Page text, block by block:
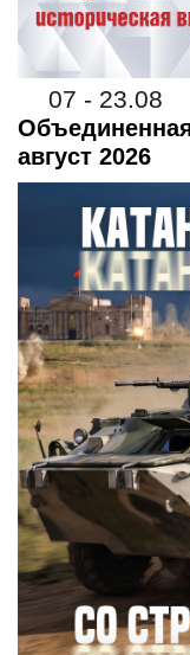
07 - 23.08
август 2026